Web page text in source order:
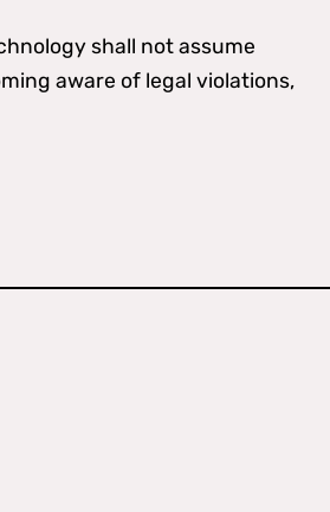
shall not assume
aware of legal violations,